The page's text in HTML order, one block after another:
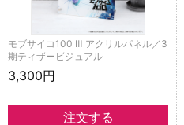
モブサイコ100 Ⅲ アクリルパネル／3
期ティザービジュアル
3,300円